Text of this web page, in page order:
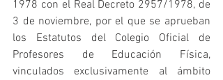
1978 con el Real Decreto 2957/1978, de
3 de noviembre, por el que se aprueban
los Estatutos del Colegio Oficial de
Profesores de Educación Física,
vinculados exclusivamente al ámbito